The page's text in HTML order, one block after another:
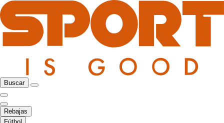
Buscar
Rebajas